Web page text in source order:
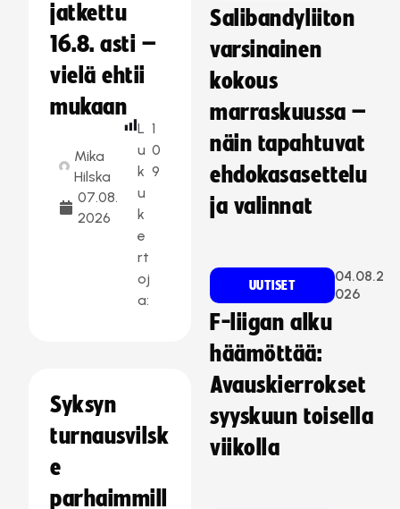
jatkettu
16.8. asti –
vielä ehtii
mukaan
Mika
Hilska
07.08.
2026
L
u
k
u
k
e
rt
oj
a:
1
0
9
Syksyn
turnausvilsk
e
parhaimmill
Salibandyliiton
varsinainen
kokous
marraskuussa –
näin tapahtuvat
ehdokasasettelu
ja valinnat
UUTISET
04.08.2
026
F-liigan alku
häämöttää:
Avauskierrokset
syyskuun toisella
viikolla